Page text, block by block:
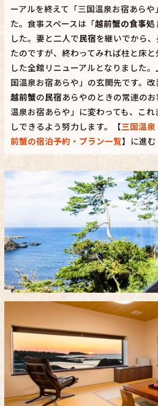
ーアルを終えて「三国温泉お宿あら
た。食事スペースは「越前蟹の食事処
した。妻と二人で民宿を継いでから
たのですが、終わってみれば柱と床
した全館リニューアルとなりました
国温泉お宿あらや」の玄関先です。改
越前蟹の民宿あらやのときの常連の
温泉お宿あらや」に変わっても、こ
しできるよう努力します。【三国温
前蟹の宿泊予約・プラン一覧】に進む